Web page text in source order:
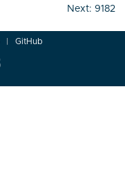
Next: 9182
GitHub